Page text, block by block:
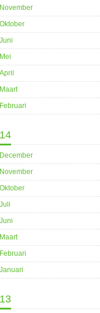
November
Oktober
Juni
Mei
April
Maart
Februari
December
November
Oktober
Juli
Juni
Maart
Februari
Januari